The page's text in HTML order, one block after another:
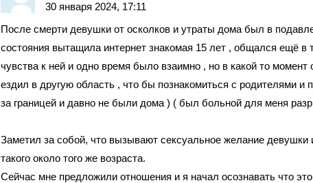
30 января 2024, 17:11
После смерти девушки от осколков и утраты дома был в
состояния вытащила интернет знакомая 15 лет , общался ещё в
чувства к ней и одно время было взаимно , но в какой то момент
ездил в другую область , что бы познакомиться с родителями и
за границей и давно не были дома ) ( был больной для меня
Заметил за собой, что вызывают сексуальное желание
такого около того же возраста.
Сейчас мне предложили отношения и я начал осознавать что